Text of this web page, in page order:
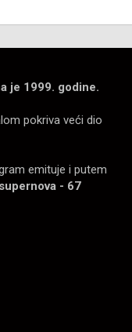
je 1999. godine.
pokriva veći dio
emituje i putem
- 67